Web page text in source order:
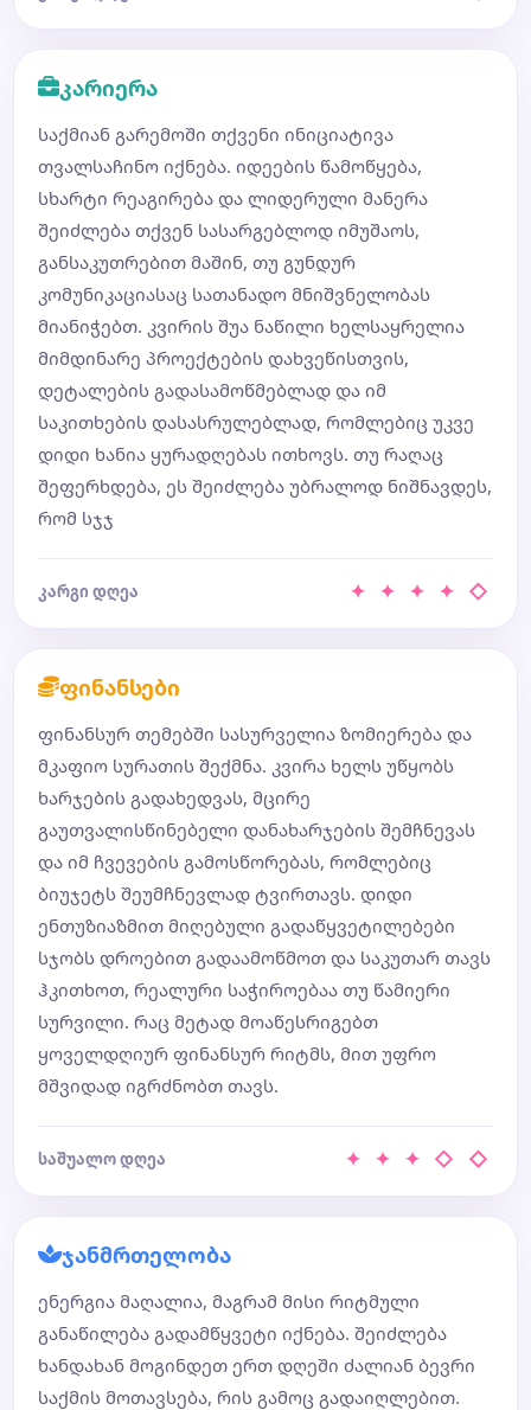
კარიერა
საქმიან გარემოში თქვენი ინიციატივა
თვალსაჩინო იქნება. იდეების წამოწყება,
სხარტი რეაგირება და ლიდერული მანერა
შეიძლება თქვენ სასარგებლოდ იმუშაოს,
განსაკუთრებით მაშინ, თუ გუნდურ
კომუნიკაციასაც სათანადო მნიშვნელობას
მიანიჭებთ. კვირის შუა ნაწილი ხელსაყრელია
მიმდინარე პროექტების დახვეწისთვის,
დეტალების გადასამოწმებლად და იმ
საკითხების დასასრულებლად, რომლებიც უკვე
დიდი ხანია ყურადღებას ითხოვს. თუ რაღაც
შეფერხდება, ეს შეიძლება უბრალოდ ნიშნავდეს,
რომ სჯჯ
კარგი დღეა ✦ ✦ ✦ ✦ ◇
ფინანსები
ფინანსურ თემებში სასურველია ზომიერება და
მკაფიო სურათის შექმნა. კვირა ხელს უწყობს
ხარჯების გადახედვას, მცირე
გაუთვალისწინებელი დანახარჯების შემჩნევას
და იმ ჩვევების გამოსწორებას, რომლებიც
ბიუჯეტს შეუმჩნევლად ტვირთავს. დიდი
ენთუზიაზმით მიღებული გადაწყვეტილებები
სჯობს დროებით გადაამოწმოთ და საკუთარ თავს
ჰკითხოთ, რეალური საჭიროებაა თუ წამიერი
სურვილი. რაც მეტად მოაწესრიგებთ
ყოველდღიურ ფინანსურ რიტმს, მით უფრო
მშვიდად იგრძნობთ თავს.
საშუალო დღეა ✦ ✦ ✦ ◇ ◇
ჯანმრთელობა
ენერგია მაღალია, მაგრამ მისი რიტმული
განაწილება გადამწყვეტი იქნება. შეიძლება
ხანდახან მოგინდეთ ერთ დღეში ძალიან ბევრი
საქმის მოთავსება, რის გამოც გადაიღლებით.